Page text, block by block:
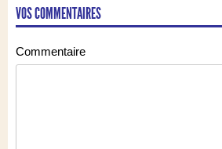
VOS COMMENTAIRES
Commentaire